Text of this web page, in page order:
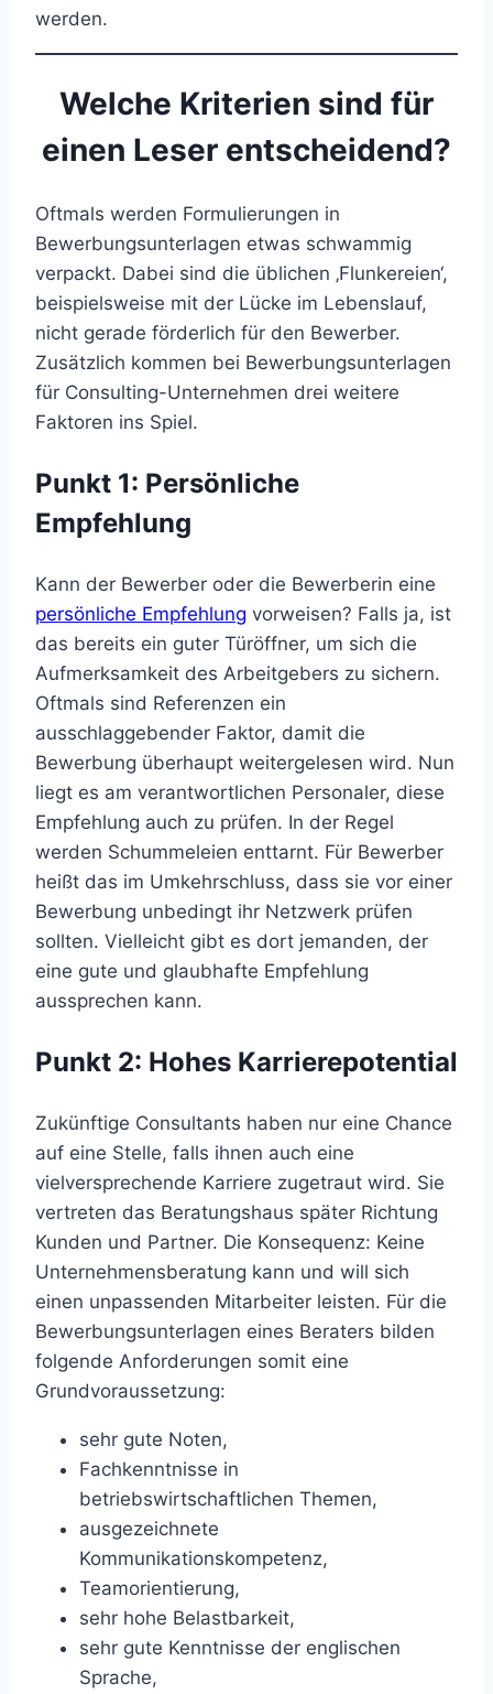
werden.
Welche Kriterien sind für
einen Leser entscheidend?
Oftmals werden Formulierungen in
Bewerbungsunterlagen etwas schwammig
verpackt. Dabei sind die üblichen ‚Flunkereien‘,
beispielsweise mit der Lücke im Lebenslauf,
nicht gerade förderlich für den Bewerber.
Zusätzlich kommen bei Bewerbungsunterlagen
für Consulting-Unternehmen drei weitere
Faktoren ins Spiel.
Punkt 1: Persönliche
Empfehlung
Kann der Bewerber oder die Bewerberin eine
persönliche Empfehlung vorweisen? Falls ja, ist
das bereits ein guter Türöffner, um sich die
Aufmerksamkeit des Arbeitgebers zu sichern.
Oftmals sind Referenzen ein
ausschlaggebender Faktor, damit die
Bewerbung überhaupt weitergelesen wird. Nun
liegt es am verantwortlichen Personaler, diese
Empfehlung auch zu prüfen. In der Regel
werden Schummeleien enttarnt. Für Bewerber
heißt das im Umkehrschluss, dass sie vor einer
Bewerbung unbedingt ihr Netzwerk prüfen
sollten. Vielleicht gibt es dort jemanden, der
eine gute und glaubhafte Empfehlung
aussprechen kann.
Punkt 2: Hohes Karrierepotential
Zukünftige Consultants haben nur eine Chance
auf eine Stelle, falls ihnen auch eine
vielversprechende Karriere zugetraut wird. Sie
vertreten das Beratungshaus später Richtung
Kunden und Partner. Die Konsequenz: Keine
Unternehmensberatung kann und will sich
einen unpassenden Mitarbeiter leisten. Für die
Bewerbungsunterlagen eines Beraters bilden
folgende Anforderungen somit eine
Grundvoraussetzung:
sehr gute Noten,
Fachkenntnisse in
betriebswirtschaftlichen Themen,
ausgezeichnete
Kommunikationskompetenz,
Teamorientierung,
sehr hohe Belastbarkeit,
sehr gute Kenntnisse der englischen
Sprache,